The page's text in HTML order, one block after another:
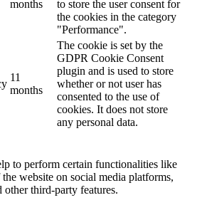
months
to store the user consent for
the cookies in the category
"Performance".
11
months
The cookie is set by the
GDPR Cookie Consent
plugin and is used to store
whether or not user has
consented to the use of
cookies. It does not store
any personal data.
to perform certain functionalities like
website on social media platforms,
other third-party features.